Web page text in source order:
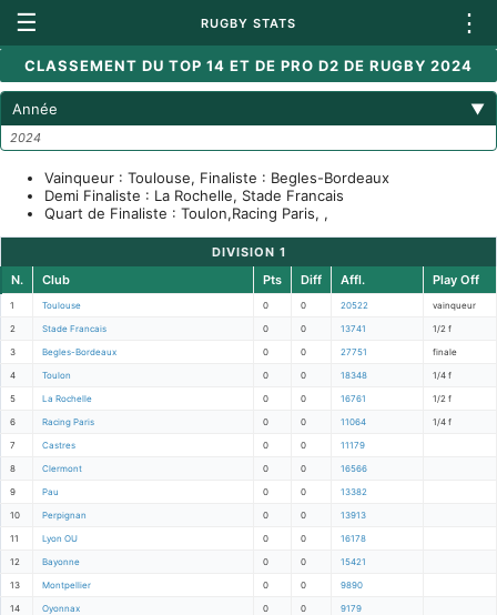
☰ RUGBY STATS ⋮
CLASSEMENT DU TOP 14 ET DE PRO D2 DE RUGBY 2024
Année ▼
2024
Vainqueur : Toulouse, Finaliste : Begles-Bordeaux
Demi Finaliste : La Rochelle, Stade Francais
Quart de Finaliste : Toulon,Racing Paris, ,
DIVISION 1
N.
Club Pts Diff Affl. Play Off
1 Toulouse 0 0 20522 vainqueur
2 Stade Francais 0 0 13741 1/2 f
3 Begles-Bordeaux 0 0 27751 finale
4 Toulon 0 0 18348 1/4 f
5 La Rochelle 0 0 16761 1/2 f
6 Racing Paris 0 0 11064 1/4 f
7 Castres 0 0 11179
8 Clermont 0 0 16566
9 Pau 0 0 13382
10 Perpignan 0 0 13913
11 Lyon OU 0 0 16178
12 Bayonne 0 0 15421
13 Montpellier 0 0 9890
14 Oyonnax 0 0 9179